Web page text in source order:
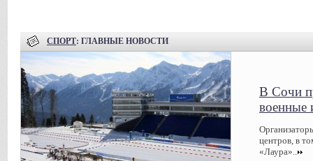
СПОРТ: ГЛАВНЫЕ НОВОСТИ
В Сочи
военные
центров, в
«Лаура»..